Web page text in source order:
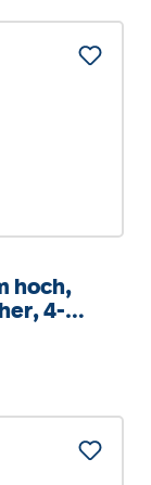
hoch,
4-